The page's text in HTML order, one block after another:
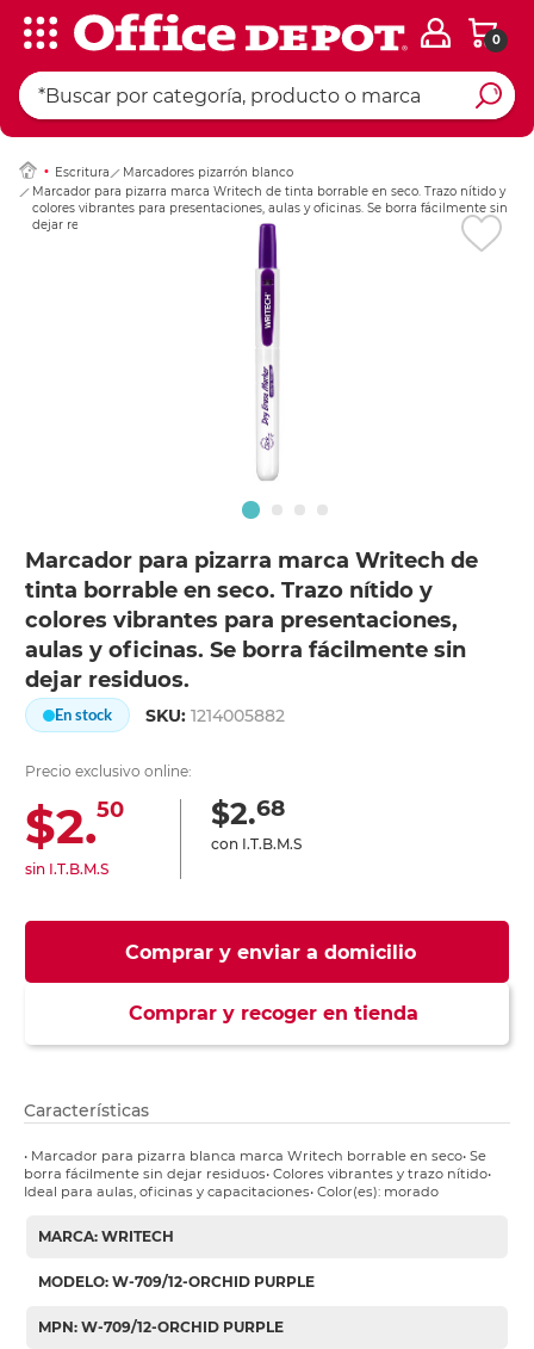
0
Escritura
Marcadores pizarrón blanco
Marcador para pizarra marca Writech de tinta borrable en seco. Trazo nítido y
colores vibrantes para presentaciones, aulas y oficinas. Se borra fácilmente sin
dejar residuos.
Marcador para pizarra marca Writech de
tinta borrable en seco. Trazo nítido y
colores vibrantes para presentaciones,
aulas y oficinas. Se borra fácilmente sin
dejar residuos.
En stock SKU:1214005882
Precio exclusivo online:
$2.50
sin I.T.B.M.S
$2.68
con I.T.B.M.S
Comprar y enviar a domicilio
Comprar y recoger en tienda
Ingresar Codigo
Características
• Marcador para pizarra blanca marca Writech borrable en seco• Se
borra fácilmente sin dejar residuos• Colores vibrantes y trazo nítido•
Ideal para aulas, oficinas y capacitaciones• Color(es): morado
MARCA: WRITECH
MODELO: W-709/12-ORCHID PURPLE
MPN: W-709/12-ORCHID PURPLE